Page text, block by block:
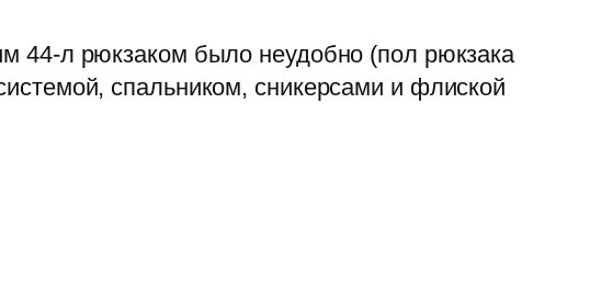
44-л рюкзаком было неудобно (пол рюкзака
спальником, сникерсами и флиской